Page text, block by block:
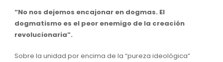
“No nos dejemos encajonar en dogmas. El
dogmatismo es el peor enemigo de la creación
revolucionaria”.
Sobre la unidad por encima de la “pureza ideológica”